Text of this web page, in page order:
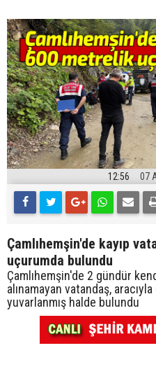
12:56 07
Çamlıhemşin'de kayıp
uçurumda bulundu
Çamlıhemşin'de 2 gündür
alınamayan vatandaş,
yuvarlanmış halde bulundu